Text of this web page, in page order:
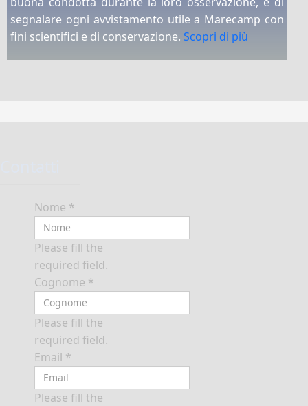
segnalare ogni avvistamento utile a Marecamp con
fini scientifici e di conservazione. Scopri di più
Nome *
Please fill the
required field.
Cognome *
Please fill the
required field.
Email *
Please fill the